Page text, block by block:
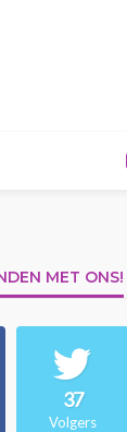
MET ONS!
37
Volgers